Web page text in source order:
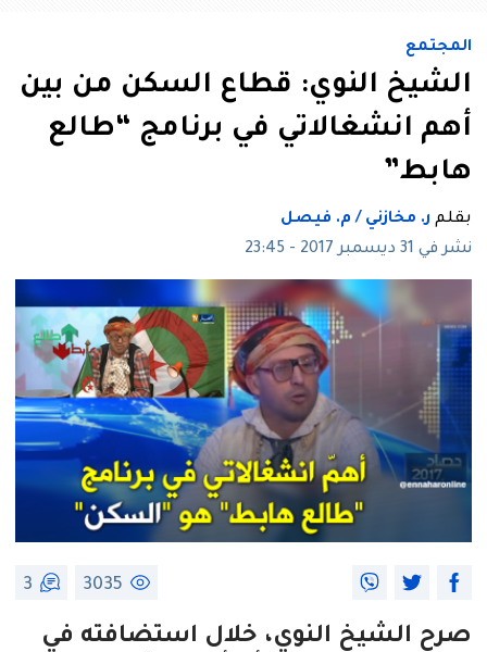
المجتمع
الشيخ النوي: قطاع السكن من بين
أهم انشغالاتي في برنامج “طالع
هابط”
بقلم ر. مخازني / م. فيصل
نشر في 31 ديسمبر 2017 - 23:45
3035
3
صرح الشيخ النوي، خلال استضافته في